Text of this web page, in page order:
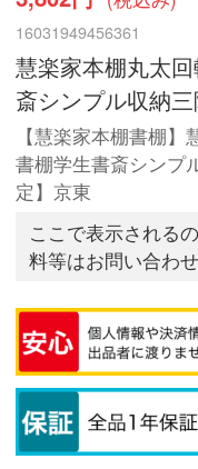
16031949456361
慧楽家本棚丸太
斎シンプル収納
【慧楽家本棚書棚
書棚学生書斎シンプ
定】京東
ここで表示される
料等はお問い合わ